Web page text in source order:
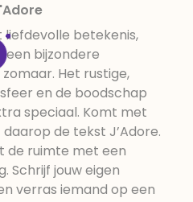
liefdevolle betekenis,
bijzondere
Het rustige,
en de boodschap
speciaal. Komt met
de tekst J’Adore.
de ruimte met een
Schrijf jouw eigen
verras iemand op een